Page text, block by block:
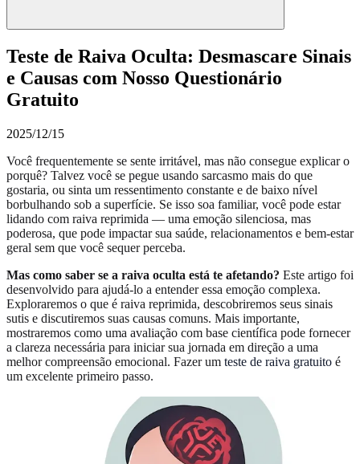
Teste de Raiva Oculta: Desmascare Sinais
e Causas com Nosso Questionário
Gratuito
2025/12/15
Você frequentemente se sente irritável, mas não consegue explicar o
porquê? Talvez você se pegue usando sarcasmo mais do que
gostaria, ou sinta um ressentimento constante e de baixo nível
borbulhando sob a superfície. Se isso soa familiar, você pode estar
lidando com raiva reprimida — uma emoção silenciosa, mas
poderosa, que pode impactar sua saúde, relacionamentos e bem-estar
geral sem que você sequer perceba.
Mas como saber se a raiva oculta está te afetando? Este artigo foi
desenvolvido para ajudá-lo a entender essa emoção complexa.
Exploraremos o que é raiva reprimida, descobriremos seus sinais
sutis e discutiremos suas causas comuns. Mais importante,
mostraremos como uma avaliação com base científica pode fornecer
a clareza necessária para iniciar sua jornada em direção a uma
melhor compreensão emocional. Fazer um teste de raiva gratuito é
um excelente primeiro passo.